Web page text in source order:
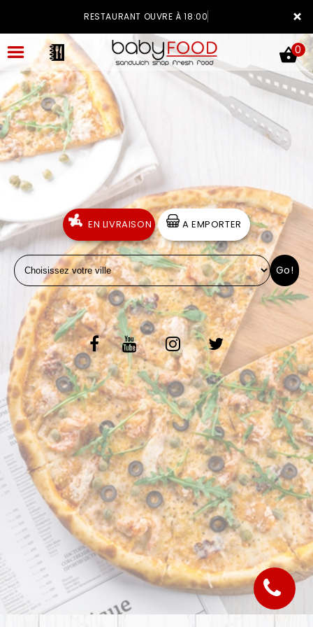
×
RESTAURANT OUVRE À 18:00
ACCUEIL
LA CARTE
VOTRE COMPTE
NOTRE RESTAURANT
VOS AVIS
MENTIONS LÉGALES
C.G.V
0
EN LIVRAISON A EMPORTER
Go!